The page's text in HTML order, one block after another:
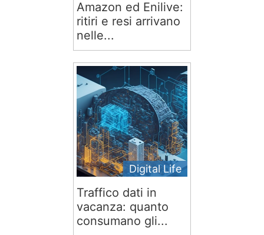
Amazon ed Enilive:
ritiri e resi arrivano
nelle...
Digital Life
Traffico dati in
vacanza: quanto
consumano gli...